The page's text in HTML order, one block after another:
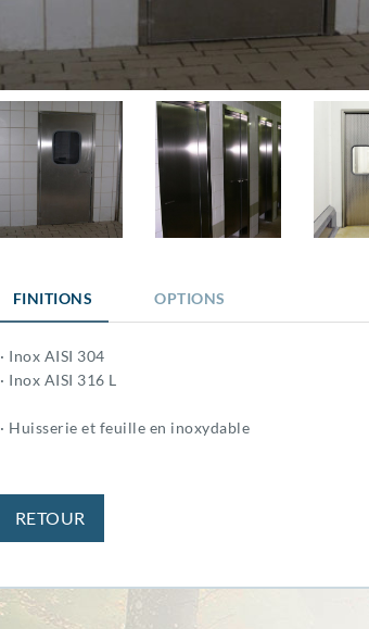
FINITIONS OPTIONS
· Inox AISI 304
· Inox AISI 316 L
· Huisserie et feuille en inoxydable
RETOUR